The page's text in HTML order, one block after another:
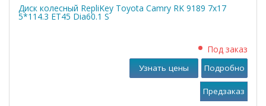
Диск колесный RepliKey Toyota Camry RK 9189 7x17
5*114.3 ET45 Dia60.1 S
Под заказ
Узнать цены Подробно